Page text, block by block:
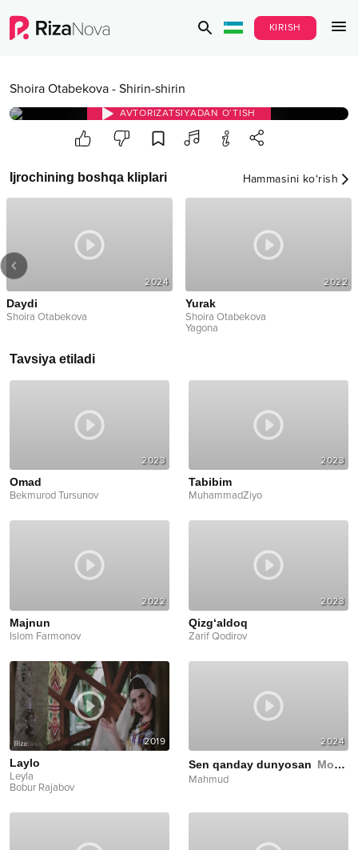
KIRISH
Shoira Otabekova - Shirin-shirin
AVTORIZATSIYADAN O‘TISH
Ijrochining boshqa kliplari Hammasini ko‘rish
2024
Daydi
Shoira Otabekova
2022
Yurak
Shoira Otabekova
Yagona
Tavsiya etiladi
2023
Omad
Bekmurod Tursunov
2023
Tabibim
MuhammadZiyo
2022
Majnun
Islom Farmonov
2023
Qizg‘aldoq
Zarif Qodirov
2019
Laylo
Leyla
Bobur Rajabov
2024
Sen qanday dunyosan Mood video
Mahmud